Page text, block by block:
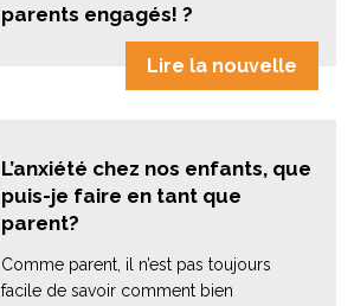
parents engagés! ?
Lire la nouvelle
L’anxiété chez nos enfants, que
puis-je faire en tant que
parent?
Comme parent, il n’est pas toujours
facile de savoir comment bien